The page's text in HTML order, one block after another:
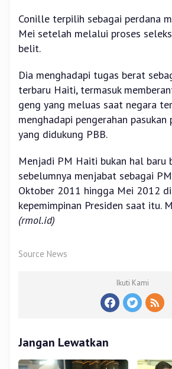
Conille terpilih sebagai perdana
Mei setelah melalui proses
belit.
Dia menghadapi tugas berat
terbaru Haiti, termasuk
geng yang meluas saat negara
menghadapi pengerahan pasukan
yang didukung PBB.
Menjadi PM Haiti bukan hal baru
sebelumnya menjabat sebagai
Oktober 2011 hingga Mei 2012
kepemimpinan Presiden saat itu.
(rmol.id)
Source News
Ikuti Kami
Jangan Lewatkan